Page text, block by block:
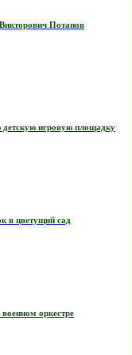
Потапов
детскую игровую площадку
в цветущий сад
оркестре